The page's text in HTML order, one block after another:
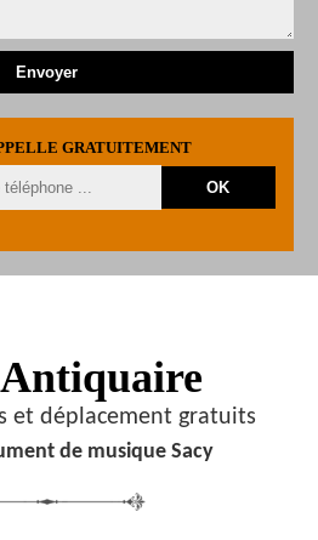
GRATUITEMENT
et déplacement gratuits
de musique Sacy